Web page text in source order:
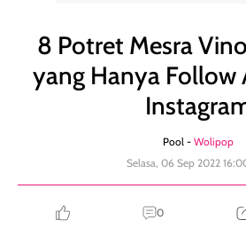
8 Potret Mesra
yang Hanya Follow
Pool - Wolipop
Selasa, 06 Sep 2022
0